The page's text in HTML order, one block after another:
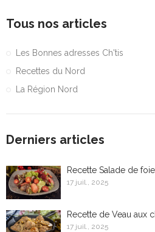
Tous nos articles
Les Bonnes adresses Ch'tis
Recettes du Nord
La Région Nord
Derniers articles
Recette Salade de
17 juil., 2025
Recette de Veau aux
17 juil., 2025